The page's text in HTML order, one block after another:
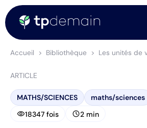
Accueil Bibliothèque Les unités de
ARTICLE
MATHS/SCIENCES maths/sciences
visibility18347 fois schedule2 min